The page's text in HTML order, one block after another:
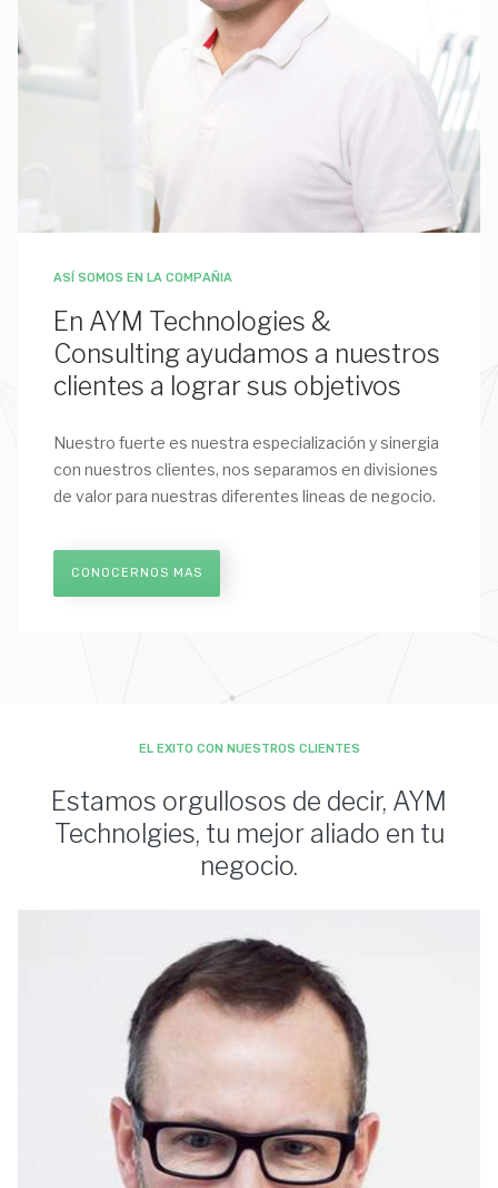
ASÍ SOMOS EN LA COMPAÑIA
En AYM Technologies &
Consulting ayudamos a nuestros
clientes a lograr sus objetivos
Nuestro fuerte es nuestra especialización y sinergia
con nuestros clientes, nos separamos en divisiones
de valor para nuestras diferentes lineas de negocio.
CONOCERNOS MAS
EL EXITO CON NUESTROS CLIENTES
Estamos orgullosos de decir, AYM
Technolgies, tu mejor aliado en tu
negocio.